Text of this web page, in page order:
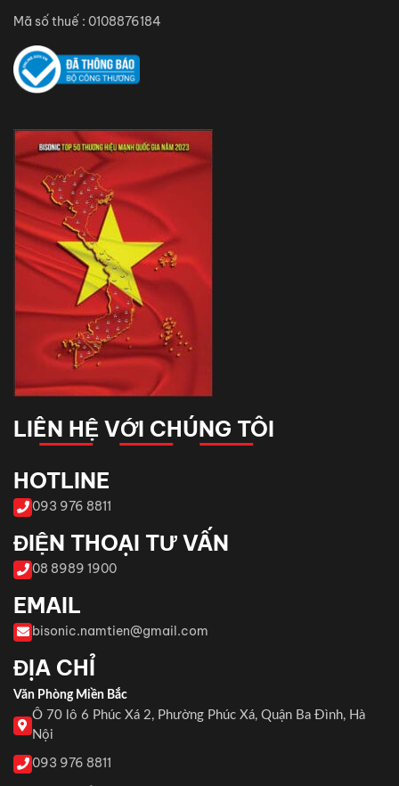
Mã số thuế : 0108876184
LIÊN HỆ VỚI CHÚNG TÔI
HOTLINE
093 976 8811
ĐIỆN THOẠI TƯ VẤN
08 8989 1900
EMAIL
bisonic.namtien@gmail.com
ĐỊA CHỈ
Văn Phòng Miền Bắc
Ô 70 lô 6 Phúc Xá 2, Phường Phúc Xá, Quận Ba Đình, Hà
Nội
093 976 8811